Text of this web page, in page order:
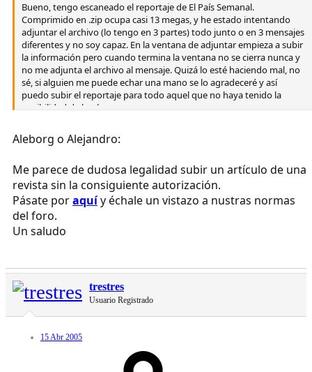
Bueno, tengo escaneado el reportaje de El País Semanal.
Comprimido en .zip ocupa casi 13 megas, y he estado intentando
adjuntar el archivo (lo tengo en 3 partes) todo junto o en 3 mensajes
diferentes y no soy capaz. En la ventana de adjuntar empieza a subir
la información pero cuando termina la ventana no se cierra nunca y
no me adjunta el archivo al mensaje. Quizá lo esté haciendo mal, no
sé, si alguien me puede echar una mano se lo agradeceré y así
puedo subir el reportaje para todo aquel que no haya tenido la
posibilidad de leerlo.
Un abrazo.
Aleborg o Alejandro:
Me parece de dudosa legalidad subir un artículo de una
revista sin la consiguiente autorización.
Pásate poraquíy échale un vistazo a nustras normas
del foro.
Un saludo
trestres
Usuario Registrado
15 Abr 2005